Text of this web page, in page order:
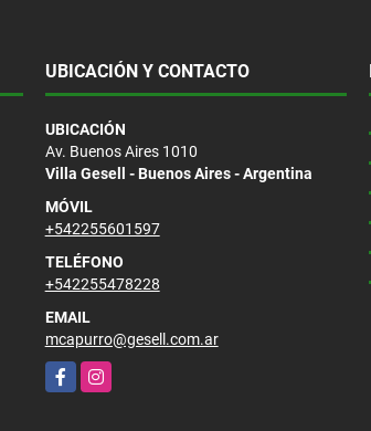
UBICACIÓN Y CONTACTO
UBICACIÓN
Av. Buenos Aires 1010
Villa Gesell - Buenos Aires - Argentina
MÓVIL
+542255601597
TELÉFONO
+542255478228
EMAIL
mcapurro@gesell.com.ar
FacebookInstagram